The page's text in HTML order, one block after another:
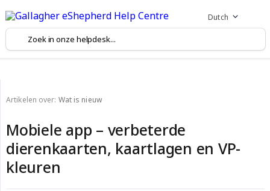
Dutch
Artikelen over: Wat is nieuw
Mobiele app – verbeterde
dierenkaarten, kaartlagen en VP-
kleuren